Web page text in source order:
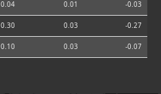
0.04 0.01 -0.03
0.30 0.03 -0.27
0.10 0.03 -0.07